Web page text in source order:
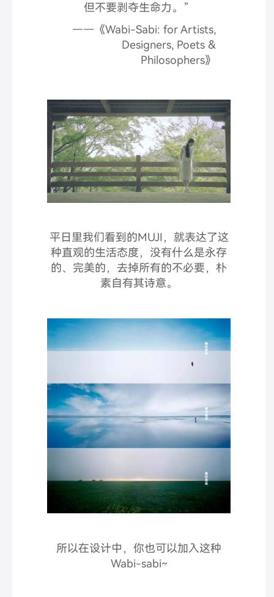
但不要剥夺生命力。”
——《Wabi-Sabi: for Artists,
Designers, Poets &
Philosophers》
平日里我们看到的MUJI，就表达了这
种直观的生活态度，没有什么是永存
的、完美的，去掉所有的不必要，朴
素自有其诗意。
所以在设计中，你也可以加入这种
Wabi-sabi~